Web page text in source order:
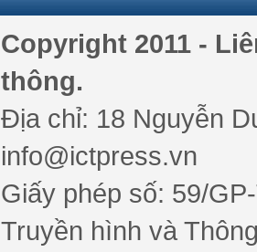
Copyright 2011 -
thông.
Địa chỉ: 18 Nguyễn
info@ictpress.vn
Giấy phép số: 59/
Truyền hình và